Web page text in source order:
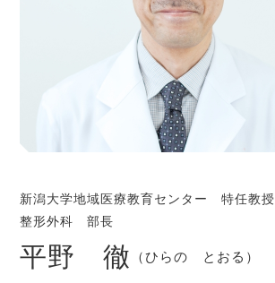
新潟大学地域医療教育センター 特任教授
整形外科 部長
平野 徹 （ひらの とおる）